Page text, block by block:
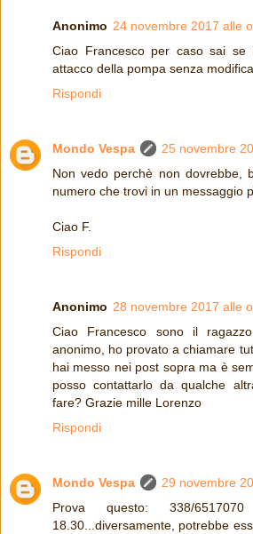
Anonimo 24 novembre 2017 alle
Ciao Francesco per caso sai
attacco della pompa senza
Rispondi
Mondo Vespa
25 novembre
Non vedo perchè non dovrebbe,
numero che trovi in un messaggio
Ciao F.
Rispondi
Anonimo 28 novembre 2017 alle
Ciao Francesco sono il ragazzo
anonimo, ho provato a chiamare
hai messo nei post sopra ma è
posso contattarlo da qualche
fare? Grazie mille Lorenzo
Rispondi
Mondo Vespa
29 novembre
Prova questo: 338/
18.30...diversamente, potrebbe